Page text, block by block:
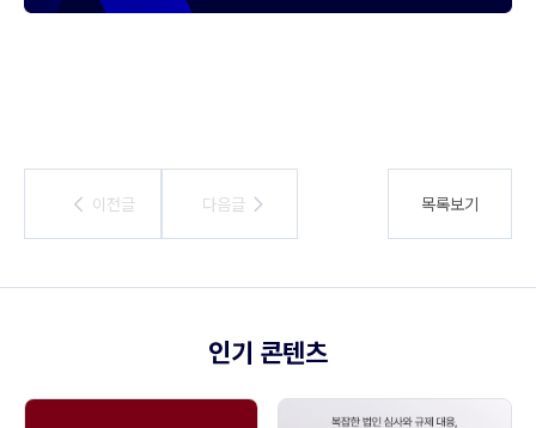
이전글
이전글 다음글
다음글 목록보기
인기 콘텐츠